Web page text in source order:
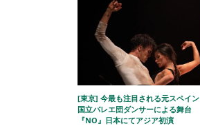
[東京] 今最も注目される元スペイン
国立バレエ団ダンサーによる舞台
『NO』日本にてアジア初演